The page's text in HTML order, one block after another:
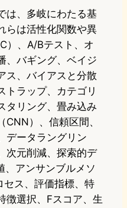
は、多岐にわたる基
らは活性化関数や異
）、A/Bテスト、オ
、バギング、ベイジ
ス、バイアスと分散
トラップ、カテゴリ
タリング、畳み込み
）、信頼区間、
データラングリン
次元削減、探索的デ
、アンサンブルメソ
セス、評価指標、特
徴選択、Fスコア、生